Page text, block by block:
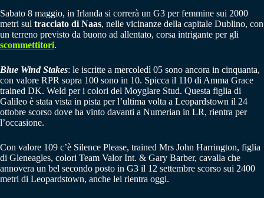
Sabato 8 maggio, in Irlanda si correrà un G3 per femmine sui 2000
metri sul tracciato di Naas, nelle vicinanze della capitale Dublino, con
un terreno previsto da buono ad allentato, corsa intrigante per gli
scommettitori.
Blue Wind Stakes: le iscritte a mercoledì 05 sono ancora in cinquanta,
con valore RPR sopra 100 sono in 10. Spicca il 110 di Amma Grace
trained DK. Weld per i colori del Moyglare Stud. Questa figlia di
Galileo è stata vista in pista per l’ultima volta a Leopardstown il 24
ottobre scorso dove ha vinto davanti a Numerian in LR, rientra per
l’occasione.
Con valore 109 c’è Silence Please, trained Mrs John Harrington, figlia
di Gleneagles, colori Team Valor Int. & Gary Barber, cavalla che
annovera un bel secondo posto in G3 il 12 settembre scorso sui 2400
metri di Leopardstown, anche lei rientra oggi.